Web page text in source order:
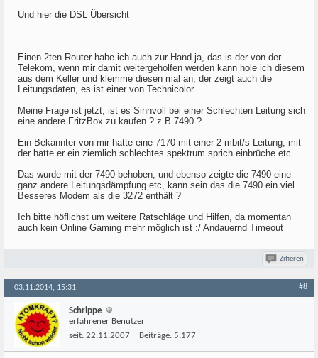
Und hier die DSL Übersicht
Einen 2ten Router habe ich auch zur Hand ja, das is der von der
Telekom, wenn mir damit weitergeholfen werden kann hole ich diesem
aus dem Keller und klemme diesen mal an, der zeigt auch die
Leitungsdaten, es ist einer von Technicolor.
Meine Frage ist jetzt, ist es Sinnvoll bei einer Schlechten Leitung sich
eine andere FritzBox zu kaufen ? z.B 7490 ?
Ein Bekannter von mir hatte eine 7170 mit einer 2 mbit/s Leitung, mit
der hatte er ein ziemlich schlechtes spektrum sprich einbrüche etc.
Das wurde mit der 7490 behoben, und ebenso zeigte die 7490 eine
ganz andere Leitungsdämpfung etc, kann sein das die 7490 ein viel
Besseres Modem als die 3272 enthält ?
Ich bitte höflichst um weitere Ratschläge und Hilfen, da momentan
auch kein Online Gaming mehr möglich ist :/ Andauernd Timeout
Zitieren
03.11.2014, 15:31 #8
Schrippe
erfahrener Benutzer
seit: 22.11.2007 Beiträge: 5.177